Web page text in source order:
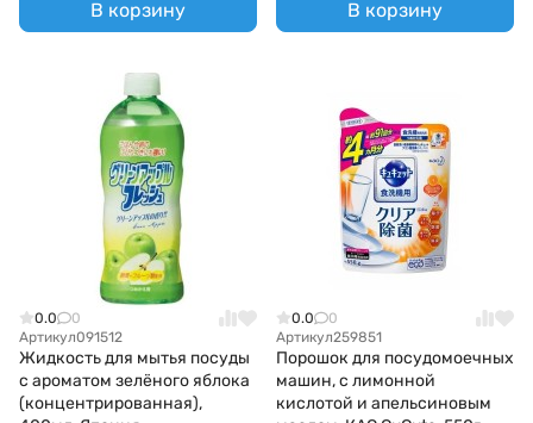
В корзину В корзину
0.0
0
Артикул091512
Жидкость для мытья посуды
с ароматом зелёного яблока
(концентрированная),
0.0
0
Артикул259851
Порошок для посудомоечных
машин, с лимонной
кислотой и апельсиновым